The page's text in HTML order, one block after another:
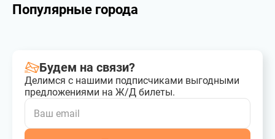
Популярные города
Будем на связи?
Делимся с нашими подписчиками выгодными
предложениями на Ж/Д билеты.